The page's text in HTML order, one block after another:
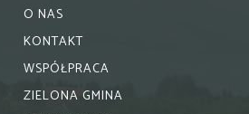
O NAS
KONTAKT
WSPÓŁPRACA
ZIELONA GMINA